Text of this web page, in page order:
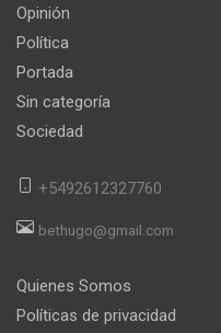
Opinión
Política
Portada
Sin categoría
Sociedad
+5492612327760
bethugo@gmail.com
Quienes Somos
Políticas de privacidad